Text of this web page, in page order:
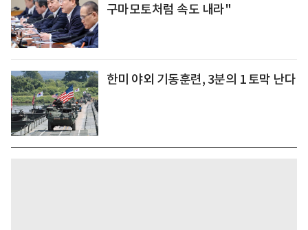
구마모토처럼 속도 내라"
한미 야외 기동훈련, 3분의 1 토막 난다